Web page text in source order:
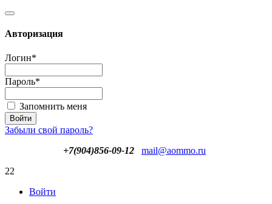
Авторизация
Логин*
Пароль*
Запомнить меня
Забыли свой пароль?
+7(904)856-09-12
mail@aommo.ru
22
Войти